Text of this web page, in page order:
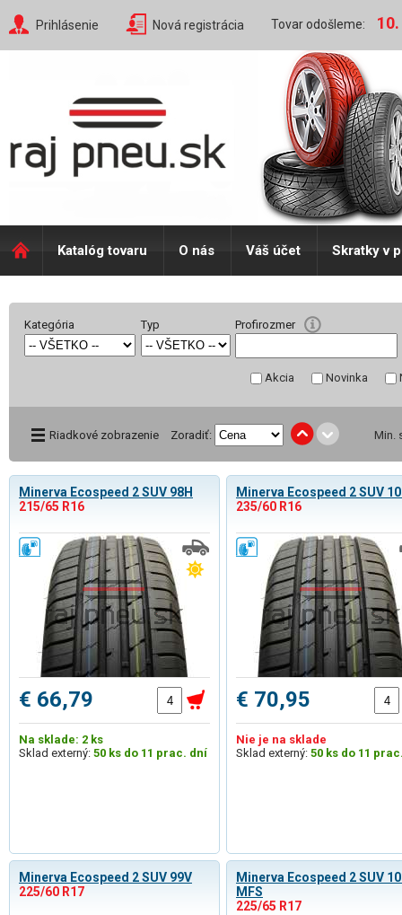
Prihlásenie Nová registrácia Tovar odošleme:
Katalóg tovaru O nás Váš účet Skratky v
Kategória Typ Profirozmer
Akcia Novinka
Min.
Riadkové zobrazenie Zoradiť:
Minerva Ecospeed 2 SUV 98H
215/65 R16
€ 66,79
Na sklade: 2 ks
Sklad externý: 50 ks do 11 prac. dní
Minerva Ecospeed 2 SUV
235/60 R16
€ 70,95
Nie je na sklade
Sklad externý: 50 ks do 11
Minerva Ecospeed 2 SUV 99V
225/60 R17
Minerva Ecospeed 2 SUV
MFS
225/65 R17